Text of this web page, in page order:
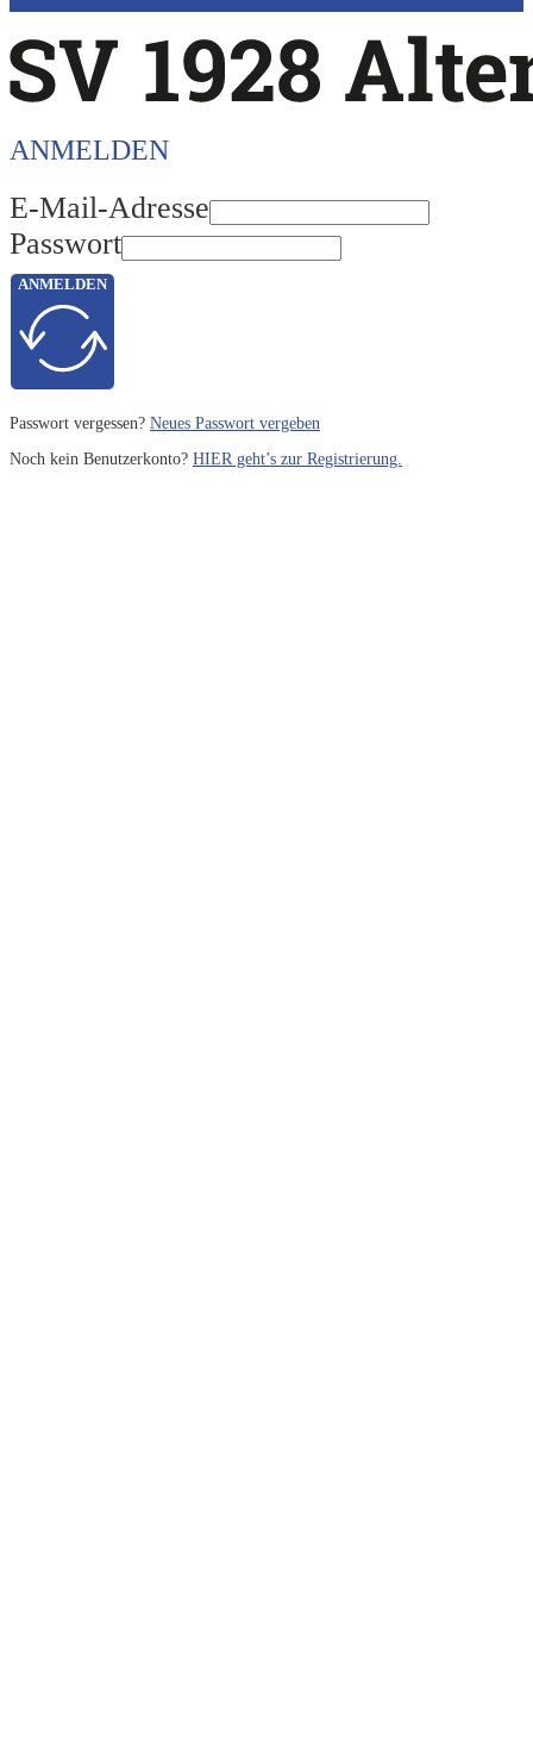
ANMELDEN
E-Mail-Adresse
Passwort
ANMELDEN
Passwort vergessen? Neues Passwort vergeben
Noch kein Benutzerkonto? HIER geht’s zur Registrierung.